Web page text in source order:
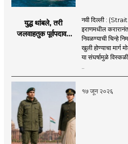
युद्ध थांबले, तरी
जलवाहतुक पूर्वपदावर
चिंता.
नवी दिल्ली :
इराणमधील
निवळण्याची चिन्हे
खुली होण्याचा
या संघर्षामुळे
१७ जून २०२६